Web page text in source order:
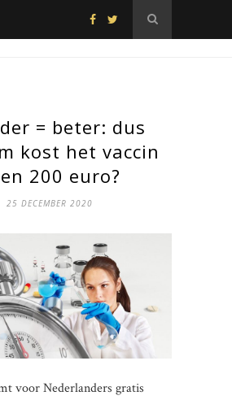
= beter: dus
kost het vaccin
200 euro?
25 DECEMBER 2020
voor Nederlanders gratis